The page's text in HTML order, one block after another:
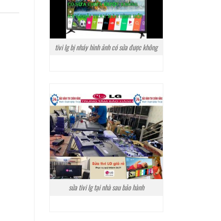
tivi lg bị nháy hình ảnh có sửa được không
sửa tivi lg tại nhà sau bảo hành